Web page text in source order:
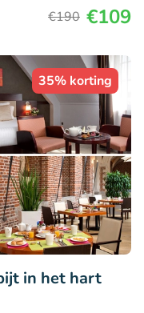
€190 €109
35% korting
in het hart